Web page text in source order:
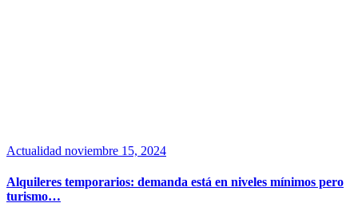
Actualidad noviembre 15, 2024
Alquileres temporarios: demanda está en niveles mínimos pero
turismo…